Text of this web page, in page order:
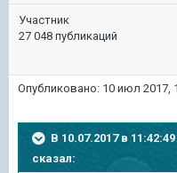
Участник
27 048 публикаций
Опубликовано: 10 июл 2017,
В 10.07.2017 в
сказал: